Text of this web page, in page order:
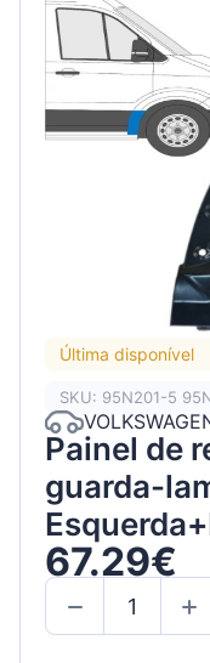
Última disponível
SKU: 95N201-5
Painel de
guarda-
67.29€